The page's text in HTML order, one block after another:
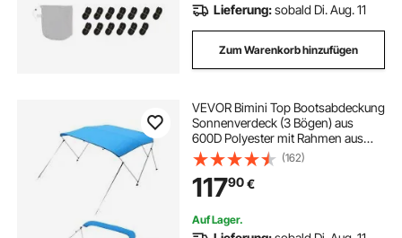
Lieferung:sobald Di. Aug. 11
Zum Warenkorb hinzufügen
VEVOR Bimini Top Bootsabdeckung
Sonnenverdeck (3 Bögen) aus
600D Polyester mit Rahmen aus
Aluminiumlegierung, wasserdichte
Sonnenschutz-Bootsmarkise mit
Aufbewahrungstasche, 185-198 cm
(B) Blau
(162)
11790€
Auf Lager.